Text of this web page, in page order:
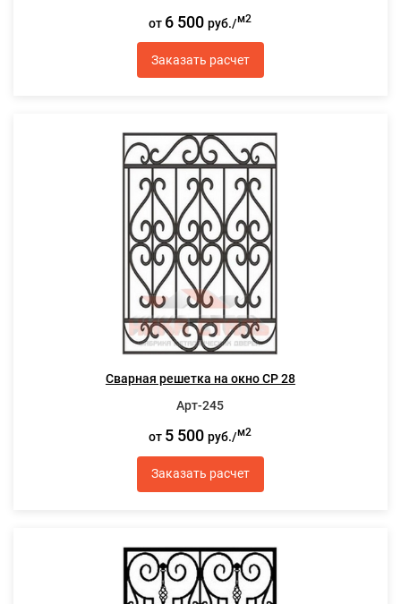
от 6 500руб./м2
Заказать расчет
Сварная решетка на окно СР 28
Арт-245
от 5 500руб./м2
Заказать расчет